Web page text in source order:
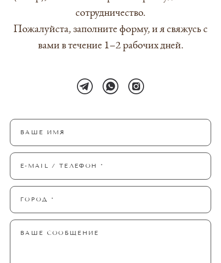
сотрудничество.
Пожалуйста, заполните форму, и я свяжусь с
вами в течение 1–2 рабочих дней.
ВАШЕ ИМЯ
E-MAIL / ТЕЛЕФОН *
ГОРОД *
ВАШЕ СООБЩЕНИЕ